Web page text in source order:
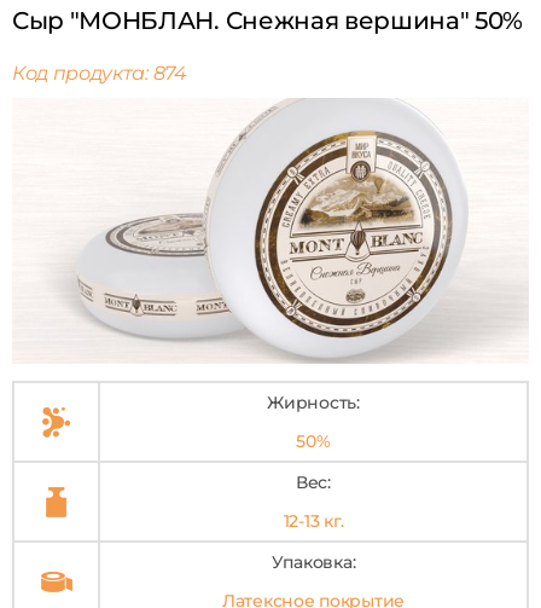
Сыр "МОНБЛАН. Снежная вершина" 50%
Код продукта: 874
Жирность:
50%
Вес:
12-13 кг.
Упаковка:
Латексное покрытие